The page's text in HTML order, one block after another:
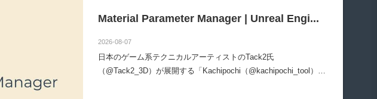
Material Parameter Manager | Unreal Engi...
2026-08-07
日本のゲーム系テクニカルアーティストのTack2氏
（@Tack2_3D）が展開する「Kachipochi（@kachipochi_tool）」